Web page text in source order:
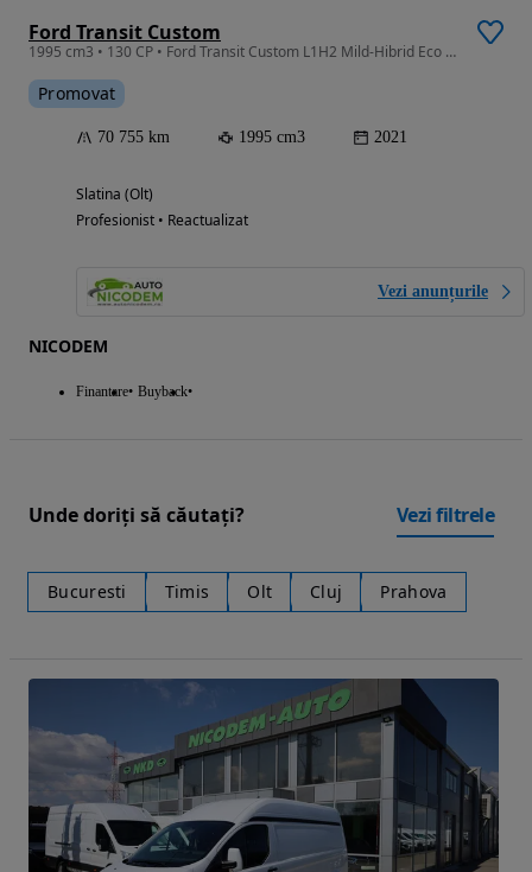
Ford Transit Custom
1995 cm3 • 130 CP • Ford Transit Custom L1H2 Mild-Hibrid Eco MHEV
Promovat
70 755 km 1995 cm3 2021
Slatina (Olt)
Profesionist • Reactualizat
Vezi anunțurile
NICODEM
Finantare Buyback
Unde doriți să căutați? Vezi filtrele
Bucuresti Timis Olt Cluj Prahova